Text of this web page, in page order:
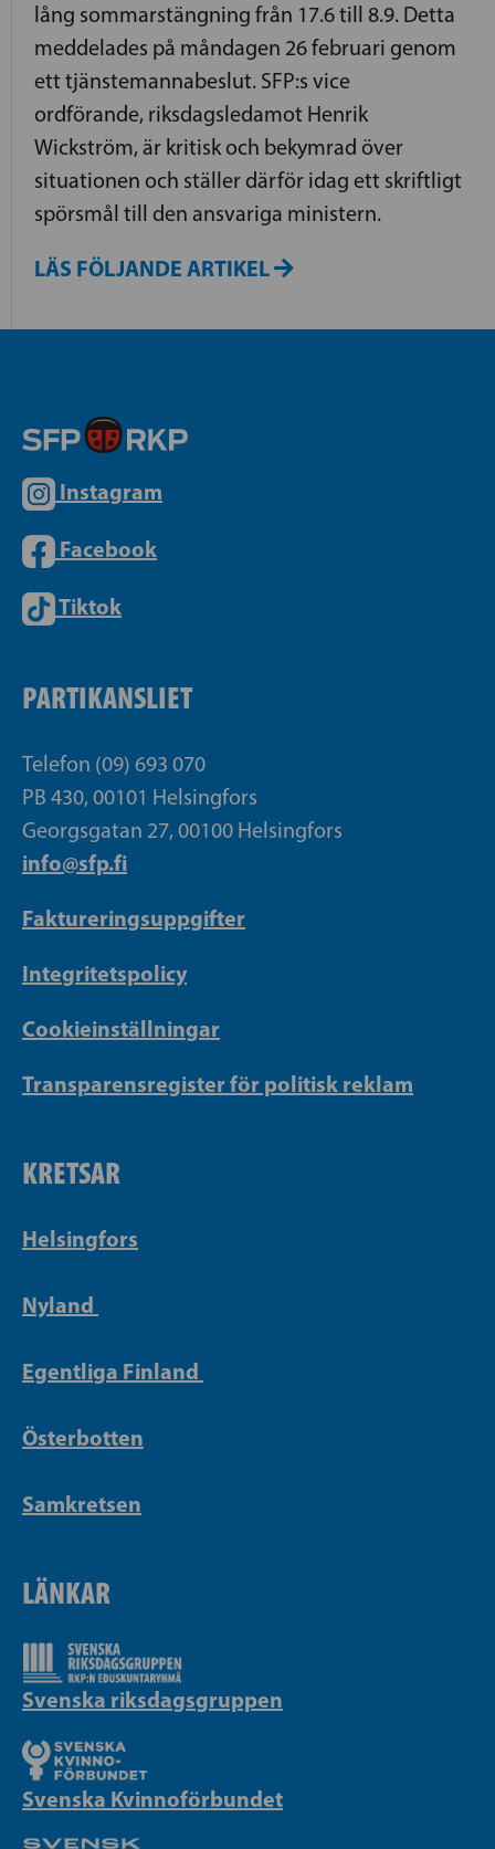
lång sommarstängning från 17.6 till 8.9. Detta
meddelades på måndagen 26 februari genom
ett tjänstemannabeslut. SFP:s vice
ordförande, riksdagsledamot Henrik
Wickström, är kritisk och bekymrad över
situationen och ställer därför idag ett skriftligt
spörsmål till den ansvariga ministern.
LÄS FÖLJANDE ARTIKEL
Instagram
Facebook
Tiktok
PARTIKANSLIET
Telefon (09) 693 070
PB 430, 00101 Helsingfors
Georgsgatan 27, 00100 Helsingfors
info@sfp.fi
Faktureringsuppgifter
Integritetspolicy
Cookieinställningar
Transparensregister för politisk reklam
KRETSAR
Helsingfors
Nyland
Egentliga Finland
Österbotten
Samkretsen
LÄNKAR
Svenska riksdagsgruppen
Svenska Kvinnoförbundet